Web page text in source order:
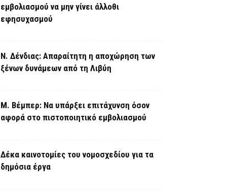
εμβολιασμού να μην γίνει άλλοθι
εφησυχασμού
Ν. Δένδιας: Απαραίτητη η αποχώρηση των
ξένων δυνάμεων από τη Λιβύη
Μ. Βέμπερ: Να υπάρξει επιτάχυνση όσον
αφορά στο πιστοποιητικό εμβολιασμού
Δέκα καινοτομίες του νομοσχεδίου για τα
δημόσια έργα